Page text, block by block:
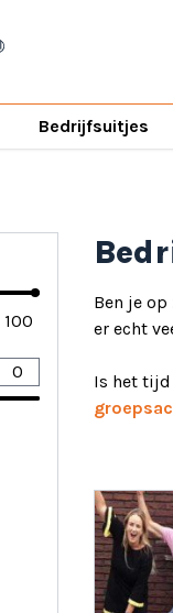
Bedrijfsuitjes
Ben je op
er echt
Is het tijd